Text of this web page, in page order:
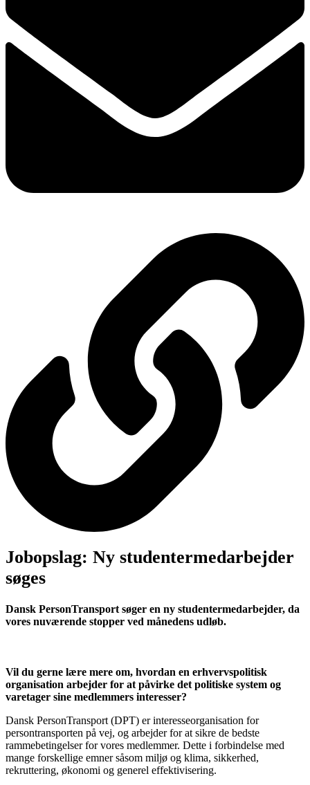
Jobopslag: Ny studentermedarbejder
søges
Dansk PersonTransport søger en ny studentermedarbejder, da
vores nuværende stopper ved månedens udløb.
Vil du gerne lære mere om, hvordan en erhvervspolitisk
organisation arbejder for at påvirke det politiske system og
varetager sine medlemmers interesser?
Dansk PersonTransport (DPT) er interesseorganisation for
persontransporten på vej, og arbejder for at sikre de bedste
rammebetingelser for vores medlemmer. Dette i forbindelse med
mange forskellige emner såsom miljø og klima, sikkerhed,
rekruttering, økonomi og generel effektivisering.